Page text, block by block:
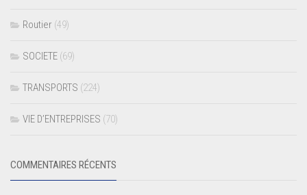
Routier (49)
SOCIETE (69)
TRANSPORTS (224)
VIE D’ENTREPRISES (70)
COMMENTAIRES RÉCENTS